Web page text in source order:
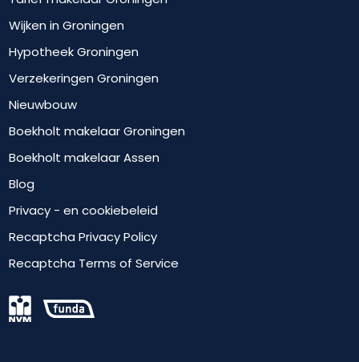
Wijken in Groningen
Hypotheek Groningen
Verzekeringen Groningen
Nieuwbouw
Boekholt makelaar Groningen
Boekholt makelaar Assen
Blog
Privacy - en cookiebeleid
Recaptcha Privacy Policy
Recaptcha Terms of Service